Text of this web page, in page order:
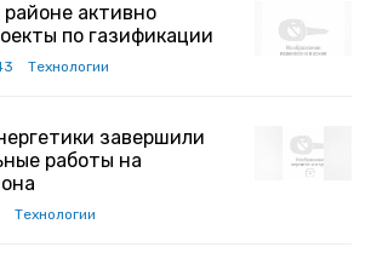
активно
по газификации
Технологии
завершили
работы на
Технологии